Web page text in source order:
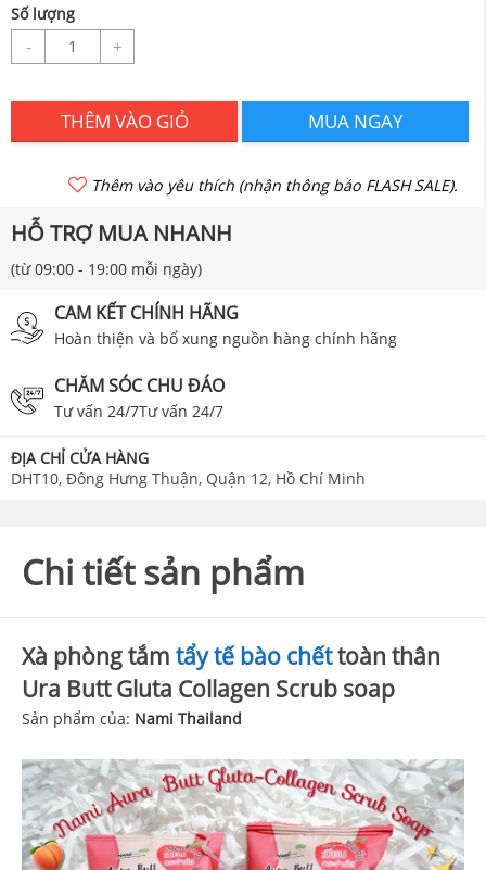
Số lượng
- +
THÊM VÀO GIỎ MUA NGAY
Thêm vào yêu thích (nhận thông báo FLASH SALE).
HỖ TRỢ MUA NHANH
(từ 09:00 - 19:00 mỗi ngày)
CAM KẾT CHÍNH HÃNG
Hoàn thiện và bổ xung nguồn hàng chính hãng
CHĂM SÓC CHU ĐÁO
Tư vấn 24/7Tư vấn 24/7
ĐỊA CHỈ CỬA HÀNG
DHT10, Đông Hưng Thuận, Quận 12, Hồ Chí Minh
Chi tiết sản phẩm
Xà phòng tắm tẩy tế bào chếttoàn thân
Ura Butt Gluta Collagen Scrub soap
Sản phẩm của: Nami Thailand